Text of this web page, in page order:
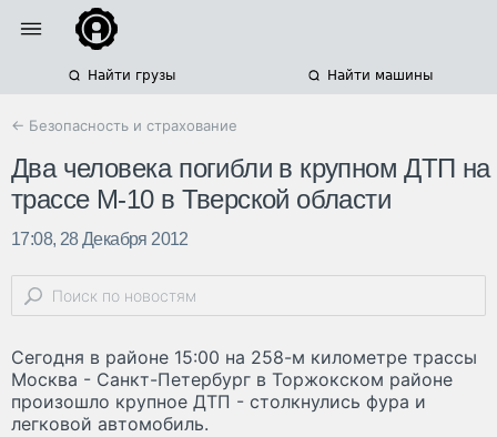
Найти грузы Найти машины
← Безопасность и страхование
Два человека погибли в крупном ДТП на
трассе М-10 в Тверской области
17:08, 28 Декабря 2012
Сегодня в районе 15:00 на 258-м километре трассы
Москва - Санкт-Петербург в Торжокском районе
произошло крупное ДТП - столкнулись фура и
легковой автомобиль.